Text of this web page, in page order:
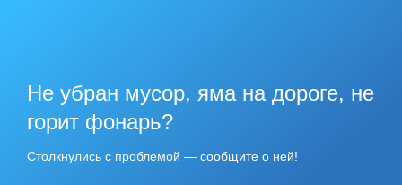
Не убран мусор, яма на дороге, не
горит фонарь?
Столкнулись с проблемой — сообщите о ней!